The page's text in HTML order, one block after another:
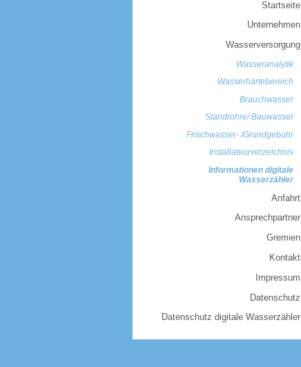
Startseite
Unternehmen
Wasserversorgung
Wasseranalytik
Wasserhärtebereich
Brauchwasser
Standrohre/ Bauwasser
Frischwasser- /Grundgebühr
Installateurverzeichnis
Informationen digitale
Wasserzähler
Anfahrt
Ansprechpartner
Gremien
Kontakt
Impressum
Datenschutz
Datenschutz digitale Wasserzähler